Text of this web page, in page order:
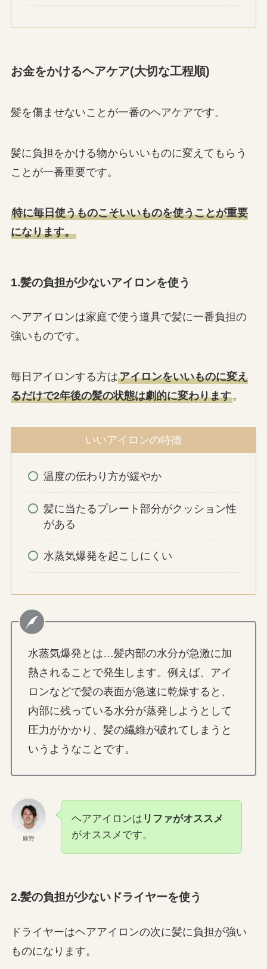
お金をかけるヘアケア(大切な工程順)
髪を傷ませないことが一番のヘアケアです。
髪に負担をかける物からいいものに変えてもらう
ことが一番重要です。
特に毎日使うものこそいいものを使うことが重要
になります。
1.髪の負担が少ないアイロンを使う
ヘアアイロンは家庭で使う道具で髪に一番負担の
強いものです。
毎日アイロンする方はアイロンをいいものに変え
るだけで2年後の髪の状態は劇的に変わります。
いいアイロンの特徴
温度の伝わり方が緩やか
髪に当たるプレート部分がクッション性
がある
水蒸気爆発を起こしにくい
水蒸気爆発とは…髪内部の水分が急激に加
熱されることで発生します。例えば、アイ
ロンなどで髪の表面が急速に乾燥すると、
内部に残っている水分が蒸発しようとして
圧力がかかり、髪の繊維が破れてしまうと
いうようなことです。
麻野
ヘアアイロンは リファがオススメ
がオススメです。
2.髪の負担が少ないドライヤーを使う
ドライヤーはヘアアイロンの次に髪に負担が強い
ものになります。